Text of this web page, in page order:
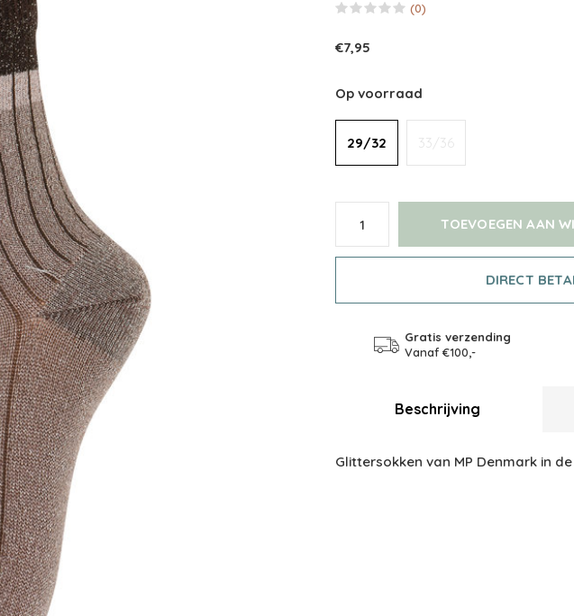
(0)
€7,95
Op voorraad
29/32 33/36
TOEVOEGEN AAN
DIRECT
Gratis verzending
Vanaf €100,-
Beschrijving
Glittersokken van MP Denmark in